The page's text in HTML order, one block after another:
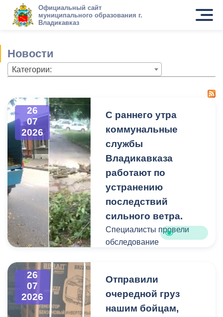
Официальный сайт
муниципального образования г.
Владикавказ
Новости
Категории:
26
07
2026
С раннего утра
коммунальные
службы
Владикавказа
работают по
устранению
последствий
сильного ветра.
Специалисты провели
обследование
приступили к их уборке. В
Иристонском районе
зафиксированы
26
07
2026
Отправили
очередной груз
нашим бойцам,